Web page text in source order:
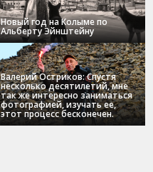
Новый год на Колыме по
Альберту Эйнштейну
Валерий Остриков: Спустя
несколько десятилетий, мне
так же интересно заниматься
фотографией, изучать ее,
этот процесс бесконечен.